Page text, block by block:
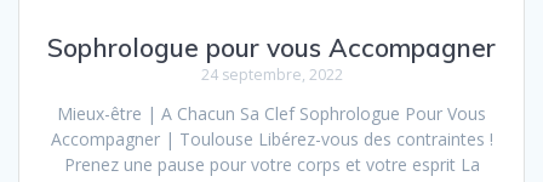
Sophrologue pour vous Accompagner
24 septembre, 2022
Mieux-être | A Chacun Sa Clef Sophrologue Pour Vous
Accompagner | Toulouse Libérez-vous des contraintes !
Prenez une pause pour votre corps et votre esprit La